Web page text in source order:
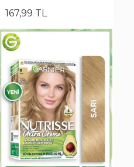
167,99 TL